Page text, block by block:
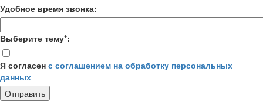
Удобное время звонка:
Выберите тему*:
Я согласен с соглашением на обработку персональных
данных